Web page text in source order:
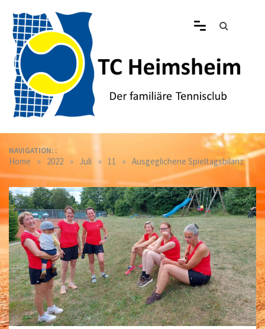
content
Tennisclub Heimsheim
NAVIGATION: :
Home » 2022 » Juli » 11 » Ausgeglichene Spieltagsbilanz